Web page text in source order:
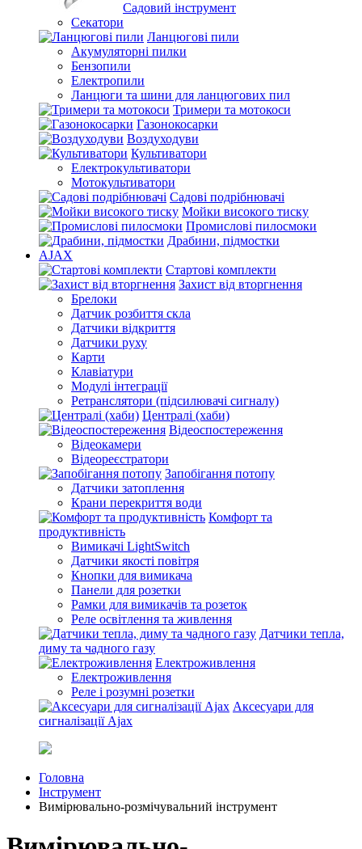
Садовий інструмент
Секатори
Ланцюгові пили
Акумуляторні пилки
Бензопили
Електропили
Ланцюги та шини для ланцюгових пил
Тримери та мотокоси
Газонокосарки
Воздуходуви
Культиватори
Електрокультиватори
Мотокультиватори
Садові подрібнювачі
Мойки високого тиску
Промислові пилосмоки
Драбини, підмостки
AJAX
Стартові комплекти
Захист від вторгнення
Брелоки
Датчик розбиття скла
Датчики відкриття
Датчики руху
Карти
Клавіатури
Модулі інтеграції
Ретранслятори (підсилювачі сигналу)
Централі (хаби)
Відеоспостереження
Відеокамери
Відеореєстратори
Запобігання потопу
Датчики затоплення
Крани перекриття води
Комфорт та
продуктивність
Вимикачі LightSwitch
Датчики якості повітря
Кнопки для вимикача
Панели для розетки
Рамки для вимикачів та розеток
Реле освітлення та живлення
Датчики тепла,
диму та чадного газу
Електроживлення
Електроживлення
Реле і розумні розетки
Аксесуари для
сигналізації Ajax
Головна
Інструмент
Вимірювально-розмічувальний інструмент